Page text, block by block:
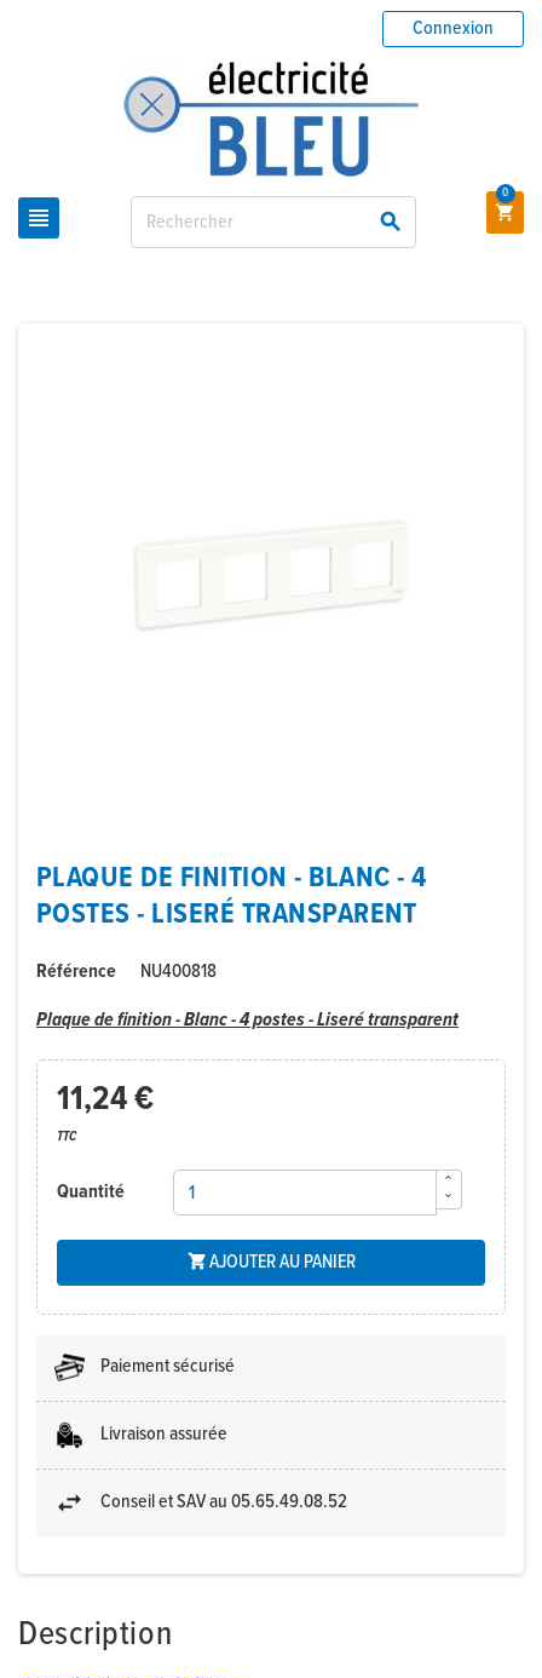
 
Connexion

0
PLAQUE DE FINITION - BLANC - 4
POSTES - LISERÉ TRANSPARENT
Référence
NU400818
Plaque de finition - Blanc - 4 postes - Liseré transparent
11,24 €
TTC
Quantité
AJOUTER AU PANIER
Paiement sécurisé
Livraison assurée
Conseil et SAV au 05.65.49.08.52
Description